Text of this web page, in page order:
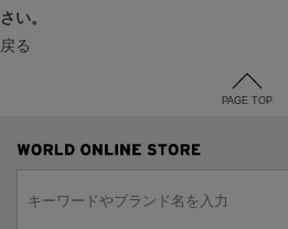
さい。
戻る
PAGE TOP